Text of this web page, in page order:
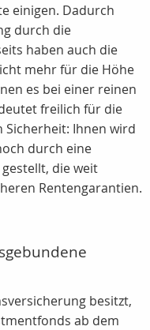
einigen. Dadurch
durch die
haben auch die
mehr für die Höhe
es bei einer reinen
freilich für die
Sicherheit: Ihnen wird
durch eine
die weit
Rentengarantien.
besitzt,
ab dem